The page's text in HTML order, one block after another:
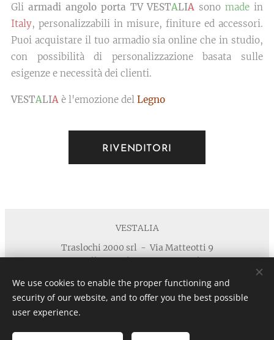
Gli armadi angolo porta TV VESTALIA sonomade in
Italy, personalizzabili in misure, finiture ed accessori.
Puoi acquistare il tuo armadio sia online che in studio,
con possibilità di personalizzazione basata sulle
esigenze e necessità dei clienti.
VESTALIA è l'emozione del Legno
RIVENDITORI
VESTALIA
Traslochi 2000 srl - Via Matteotti 9
40055 Villanova di Castenaso - Bologna
info@vestaliamobili.com
P.I./C.F. 03135881203 - REA: BO-494768 - I.R.I. di Bologna
n. 03135881203 in data 05/07/2011- Cap.Soc. € 30.000,00 I.V.
Privacy
Cookies
We use cookies to enable the proper functioning and
security of our website, and to offer you the best possible
user experience.